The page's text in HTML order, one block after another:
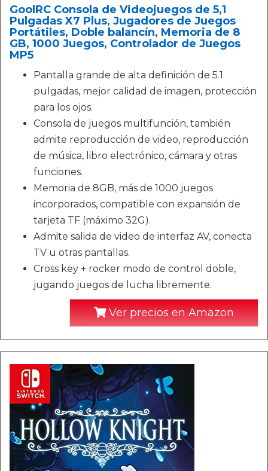
GoolRC Consola de Videojuegos de 5,1
Pulgadas X7 Plus, Jugadores de Juegos
Portátiles, Doble balancín, Memoria de 8
GB, 1000 Juegos, Controlador de Juegos
MP5
Pantalla grande de alta definición de 5.1
pulgadas, mejor calidad de imagen, protección
para los ojos.
Consola de juegos multifunción, también
admite reproducción de video, reproducción
de música, libro electrónico, cámara y otras
funciones.
Memoria de 8GB, más de 1000 juegos
incorporados, compatible con expansión de
tarjeta TF (máximo 32G).
Admite salida de video de interfaz AV, conecta
TV u otras pantallas.
Cross key + rocker modo de control doble,
jugando juegos de lucha libremente.
Ver precios en Amazon